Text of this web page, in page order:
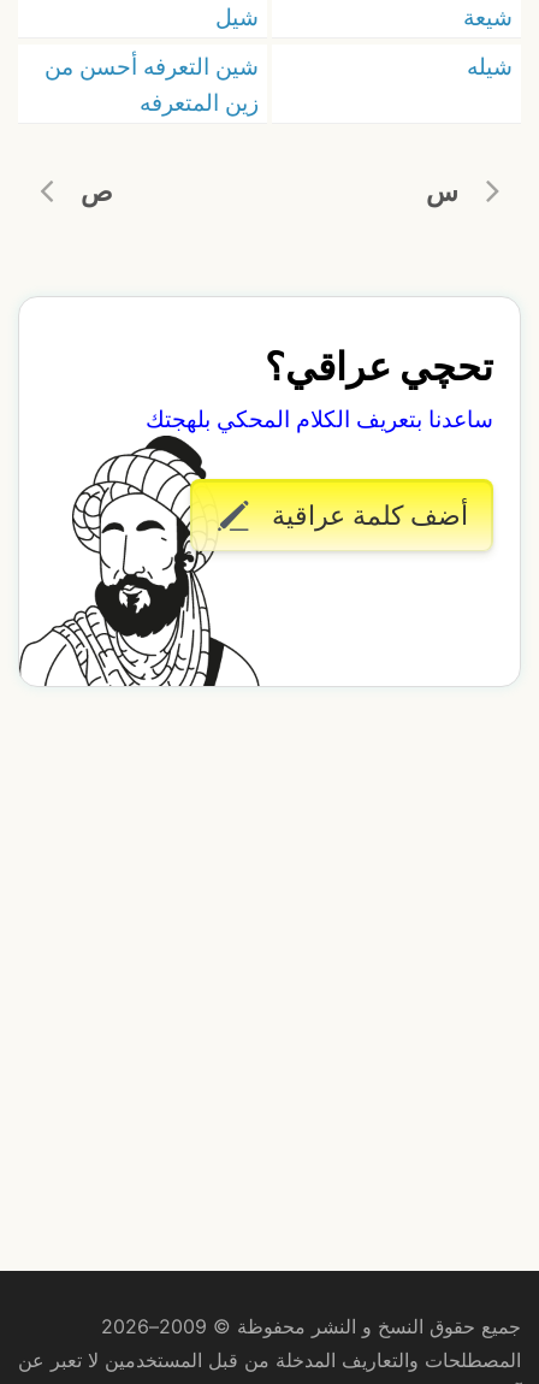
شيعة
شيل
شيله
شين التعرفه أحسن من
زين المتعرفه
س ص
تحچي عراقي؟
ساعدنا بتعريف الكلام المحكي بلهجتك
أضف كلمة عراقية
جميع حقوق النسخ و النشر محفوظة © 2009–2026
المصطلحات والتعاريف المدخلة من قبل المستخدمين لا تعبر عن